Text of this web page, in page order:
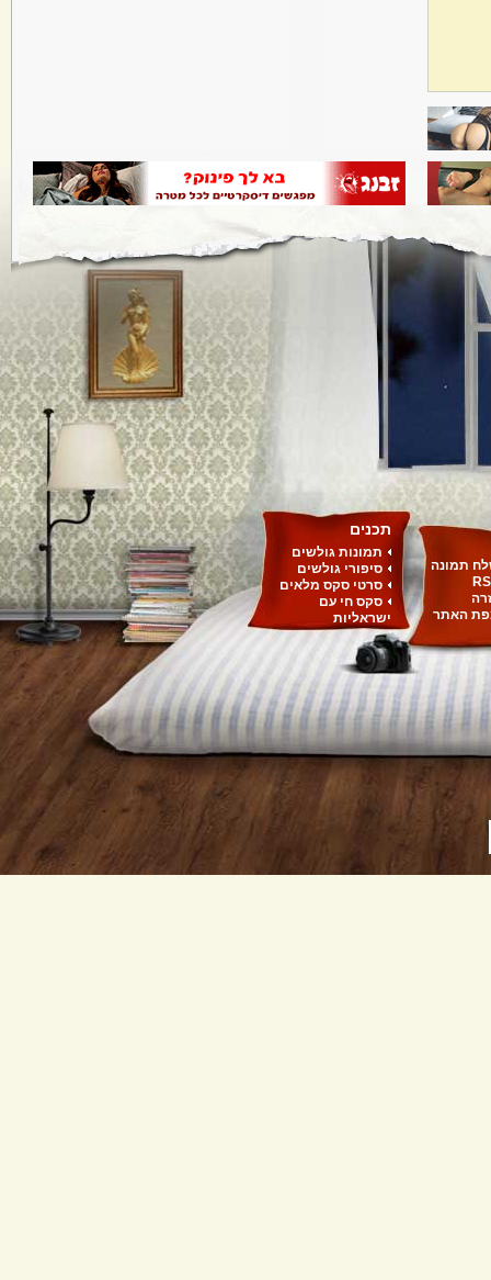
תמונה
האתר
תכנים
תמונות גולשים
סיפורי גולשים
סרטי סקס מלאים
סקס חי עם
ישראליות